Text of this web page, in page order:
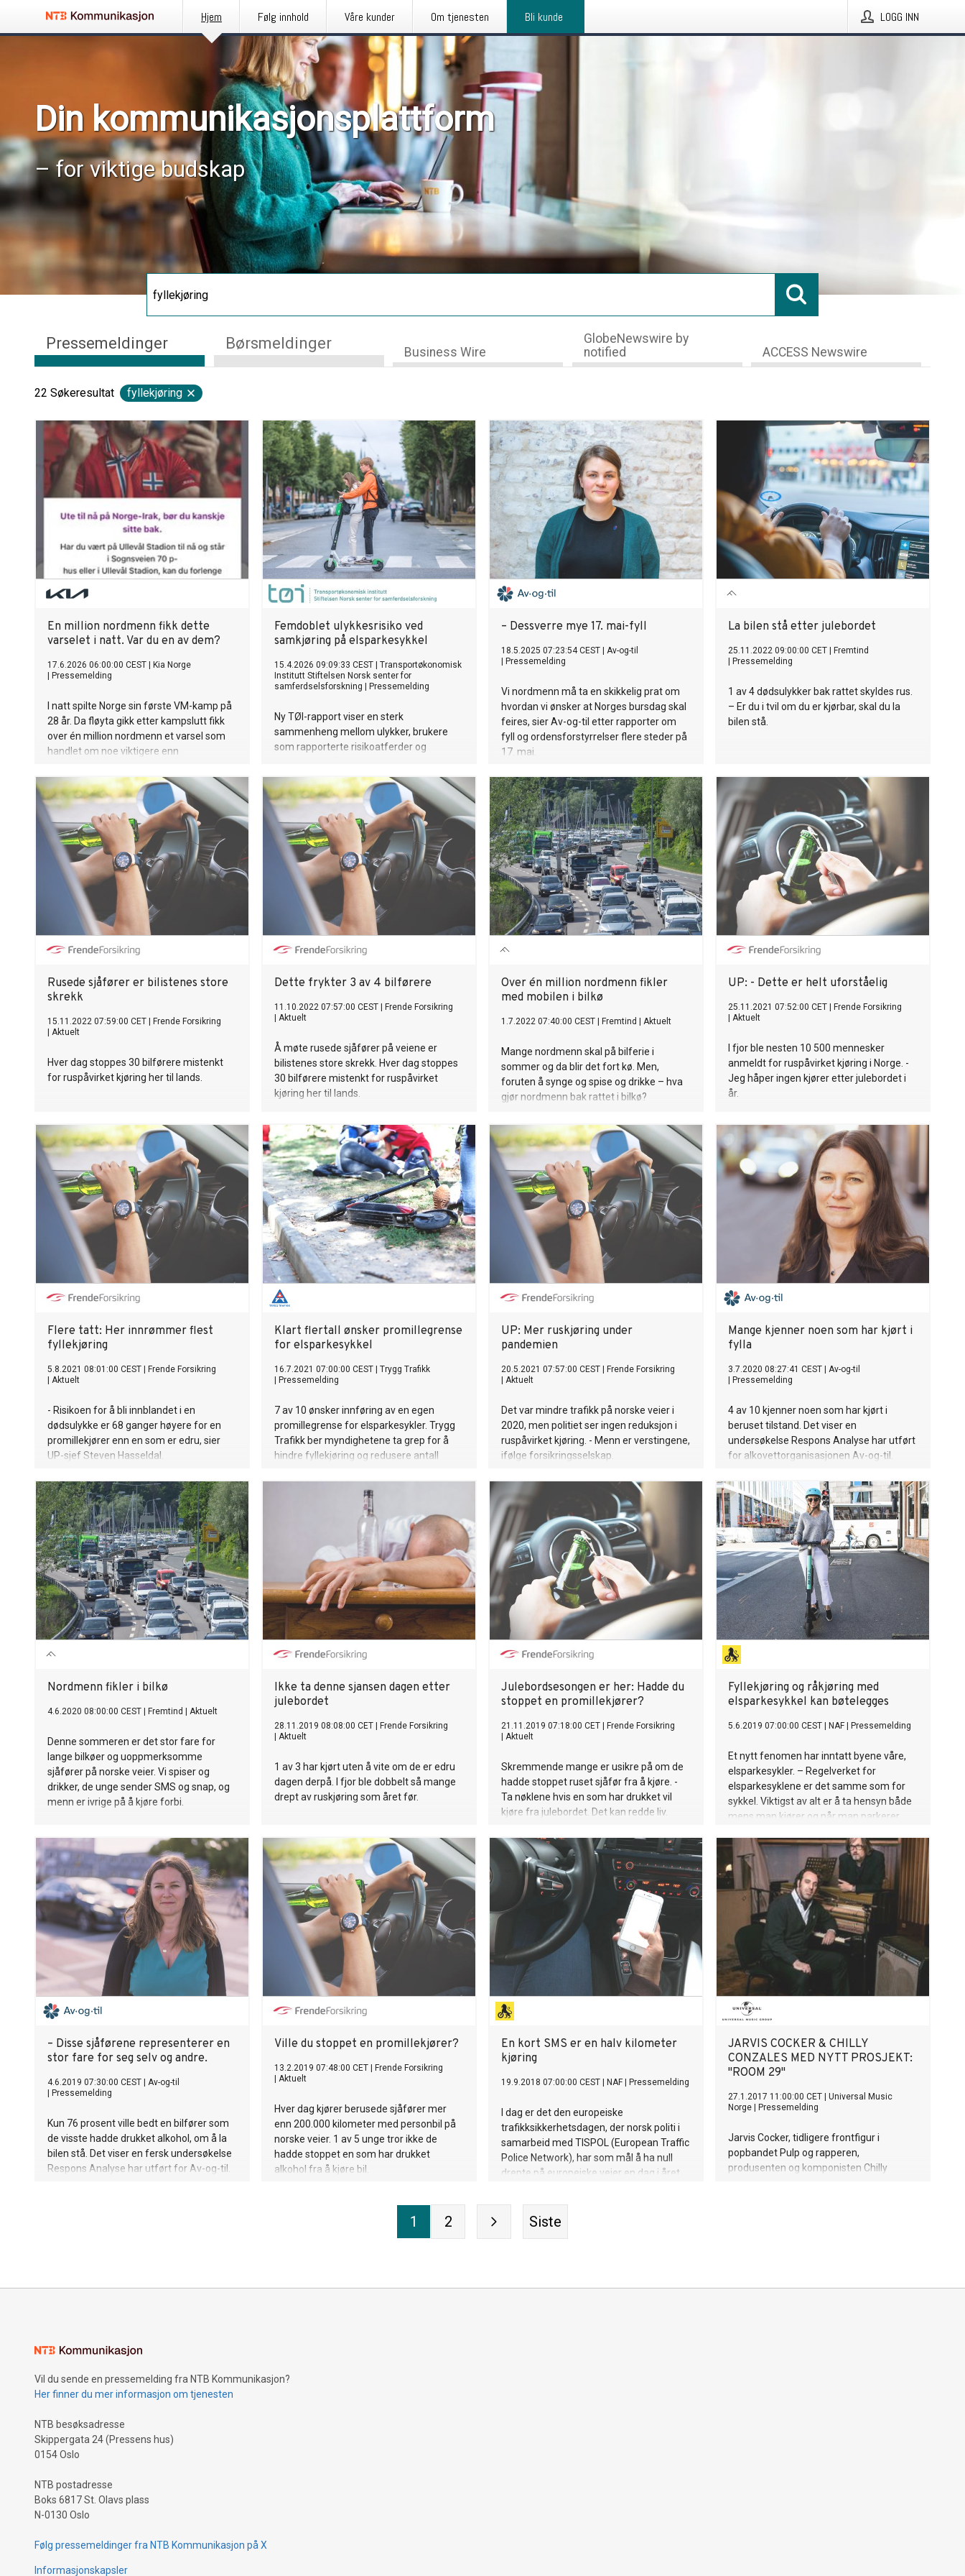
Hjem Følg innhold Våre kunder Om tjenesten Bli kunde LOGG INN
Din kommunikasjonsplattform
– for viktige budskap
Pressemeldinger Børsmeldinger Business Wire
GlobeNewswire by
notified
ACCESS Newswire
22 Søkeresultat fyllekjøring
En million nordmenn fikk dette
varselet i natt. Var du en av dem?
17.6.2026 06:00:00 CEST
Kia Norge
Pressemelding
I natt spilte Norge sin første VM-kamp på
28 år. Da fløyta gikk etter kampslutt fikk
over én million nordmenn et varsel som
handlet om noe viktigere enn
EasyPark brukere over hele Oslo og lød:
«Ute til nå på Norge-Irak, bør du kanskje
sitte bak?» Som en oppfordring om å la
bilen stå parkert dersom man har vært
med på fotballfesten.
Femdoblet ulykkesrisiko ved
samkjøring på elsparkesykkel
15.4.2026 09:09:33 CEST
Transportøkonomisk
Institutt Stiftelsen Norsk senter for
samferdselsforskning
Pressemelding
Ny TØI-rapport viser en sterk
sammenheng mellom ulykker, brukere
som rapporterte risikoatferder og
– Dessverre mye 17. mai-fyll
18.5.2025 07:23:54 CEST
Av-og-til
Pressemelding
Vi nordmenn må ta en skikkelig prat om
hvordan vi ønsker at Norges bursdag skal
feires, sier Av-og-til etter rapporter om
fyll og ordensforstyrrelser flere steder på
17. mai.
La bilen stå etter julebordet
25.11.2022 09:00:00 CET
Fremtind
Pressemelding
1 av 4 dødsulykker bak rattet skyldes rus.
– Er du i tvil om du er kjørbar, skal du la
bilen stå.
Rusede sjåfører er bilistenes store
skrekk
15.11.2022 07:59:00 CET
Frende Forsikring
Aktuelt
Hver dag stoppes 30 bilførere mistenkt
for ruspåvirket kjøring her til lands.
Dette frykter 3 av 4 bilførere
11.10.2022 07:57:00 CEST
Frende Forsikring
Aktuelt
Å møte rusede sjåfører på veiene er
bilistenes store skrekk. Hver dag stoppes
30 bilførere mistenkt for ruspåvirket
kjøring her til lands.
Over én million nordmenn fikler
med mobilen i bilkø
1.7.2022 07:40:00 CEST Fremtind Aktuelt
Mange nordmenn skal på bilferie i
sommer og da blir det fort kø. Men,
foruten å synge og spise og drikke – hva
gjør nordmenn bak rattet i bilkø?
UP: - Dette er helt uforståelig
25.11.2021 07:52:00 CET
Frende Forsikring
Aktuelt
I fjor ble nesten 10 500 mennesker
anmeldt for ruspåvirket kjøring i Norge. -
Jeg håper ingen kjører etter julebordet i
år.
Flere tatt: Her innrømmer flest
fyllekjøring
5.8.2021 08:01:00 CEST
Frende Forsikring
Aktuelt
- Risikoen for å bli innblandet i en
dødsulykke er 68 ganger høyere for en
promillekjører enn en som er edru, sier
UP-sjef Steven Hasseldal.
Klart flertall ønsker promillegrense
for elsparkesykkel
16.7.2021 07:00:00 CEST
Trygg Trafikk
Pressemelding
7 av 10 ønsker innføring av en egen
promillegrense for elsparkesykler. Trygg
Trafikk ber myndighetene ta grep for å
hindre fyllekjøring og redusere antall
UP: Mer ruskjøring under
pandemien
20.5.2021 07:57:00 CEST
Frende Forsikring
Aktuelt
Det var mindre trafikk på norske veier i
2020, men politiet ser ingen reduksjon i
ruspåvirket kjøring. - Menn er verstingene,
ifølge forsikringsselskap.
Mange kjenner noen som har kjørt i
fylla
3.7.2020 08:27:41 CEST
Av-og-til
Pressemelding
4 av 10 kjenner noen som har kjørt i
beruset tilstand. Det viser en
undersøkelse Respons Analyse har utført
for alkovettorganisasjonen Av-og-til.
Nordmenn fikler i bilkø
4.6.2020 08:00:00 CEST Fremtind Aktuelt
Denne sommeren er det stor fare for
lange bilkøer og uoppmerksomme
sjåfører på norske veier. Vi spiser og
drikker, de unge sender SMS og snap, og
menn er ivrige på å kjøre forbi.
Ikke ta denne sjansen dagen etter
julebordet
28.11.2019 08:08:00 CET
Frende Forsikring
Aktuelt
1 av 3 har kjørt uten å vite om de er edru
dagen derpå. I fjor ble dobbelt så mange
drept av ruskjøring som året før.
Julebordsesongen er her: Hadde du
stoppet en promillekjører?
21.11.2019 07:18:00 CET
Frende Forsikring
Aktuelt
Skremmende mange er usikre på om de
hadde stoppet ruset sjåfør fra å kjøre. -
Ta nøklene hvis en som har drukket vil
kjøre fra julebordet. Det kan redde liv.
Fyllekjøring og råkjøring med
elsparkesykkel kan bøtelegges
5.6.2019 07:00:00 CEST NAF Pressemelding
Et nytt fenomen har inntatt byene våre,
elsparkesykler. – Regelverket for
elsparkesyklene er det samme som for
sykkel. Viktigst av alt er å ta hensyn både
mens man kjører og når man parkerer.
sier Nils Sødal, senior
kommunikasjonsrådgiver i NAF.
– Disse sjåførene representerer en
stor fare for seg selv og andre.
4.6.2019 07:30:00 CEST
Av-og-til
Pressemelding
Kun 76 prosent ville bedt en bilfører som
de visste hadde drukket alkohol, om å la
bilen stå. Det viser en fersk undersøkelse
Respons Analyse har utført for Av-og-til.
Ville du stoppet en promillekjører?
13.2.2019 07:48:00 CET
Frende Forsikring
Aktuelt
Hver dag kjører berusede sjåfører mer
enn 200.000 kilometer med personbil på
norske veier. 1 av 5 unge tror ikke de
hadde stoppet en som har drukket
alkohol fra å kjøre bil.
En kort SMS er en halv kilometer
kjøring
19.9.2018 07:00:00 CEST NAF Pressemelding
I dag er det den europeiske
trafikksikkerhetsdagen, der norsk politi i
samarbeid med TISPOL (European Traffic
Police Network), har som mål å ha null
drepte på europeiske veier en dag i året.
JARVIS COCKER & CHILLY
CONZALES MED NYTT PROSJEKT:
"ROOM 29"
27.1.2017 11:00:00 CET
Universal Music
Norge
Pressemelding
Jarvis Cocker, tidligere frontfigur i
popbandet Pulp og rapperen,
produsenten og komponisten Chilly
1 2 Siste
Vil du sende en pressemelding fra NTB Kommunikasjon?
Her finner du mer informasjon om tjenesten
NTB besøksadresse
Skippergata 24 (Pressens hus)
0154 Oslo
NTB postadresse
Boks 6817 St. Olavs plass
N-0130 Oslo
Følg pressemeldinger fra NTB Kommunikasjon på X
Informasjonskapsler